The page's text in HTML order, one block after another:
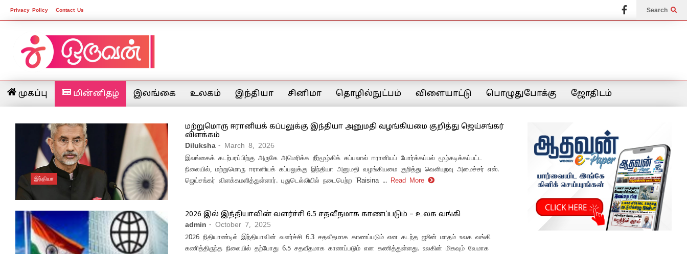
Privacy Policy Contact Us Search
முகப்பு மின்னிதழ் இலங்கை உலகம் இந்தியா சினிமா தொழில்நுட்பம் விளையாட்டு பொழுதுபோக்கு ஜோதிடம்
இந்தியா
மற்றுமொரு ஈரானியக் கப்பலுக்கு இந்தியா அனுமதி வழங்கியமை குறித்து ஜெய்சங்கர்
விளக்கம்
Diluksha - March 8, 2026
இலங்கைக் கடற்பரப்பிற்கு அருகே அமெரிக்க நீர்மூழ்கிக் கப்பலால் ஈரானியப் போர்க்கப்பல் மூழ்கடிக்கப்பட்ட
நிலையில், மற்றுமொரு ஈரானியக் கப்பலுக்கு இந்தியா அனுமதி வழங்கியமை குறித்து வெளியுறவு அமைச்சர் எஸ்.
ஜெய்சங்கர் விளக்கமளித்துள்ளார். புதுடெல்லியில் நடைபெற்ற 'Raisina ... Read More
2026 இல் இந்தியாவின் வளர்ச்சி 6.5 சதவீதமாக காணப்படும் – உலக வங்கி
admin - October 7, 2025
2026 நிதியாண்டில் இந்தியாவின் வளர்ச்சி 6.3 சதவீதமாக காணப்படும் என கடந்த ஜூன் மாதம் உலக வங்கி
கணித்திருந்த நிலையில் தற்போது 6.5 சதவீதமாக காணப்படும் என கணித்துள்ளது. உலகின் மிகவும் வேமாக